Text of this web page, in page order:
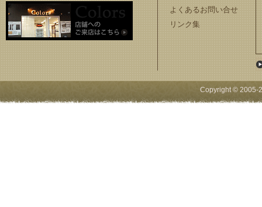
よくあるお問い合せ
リンク集
Copyright © 2005-